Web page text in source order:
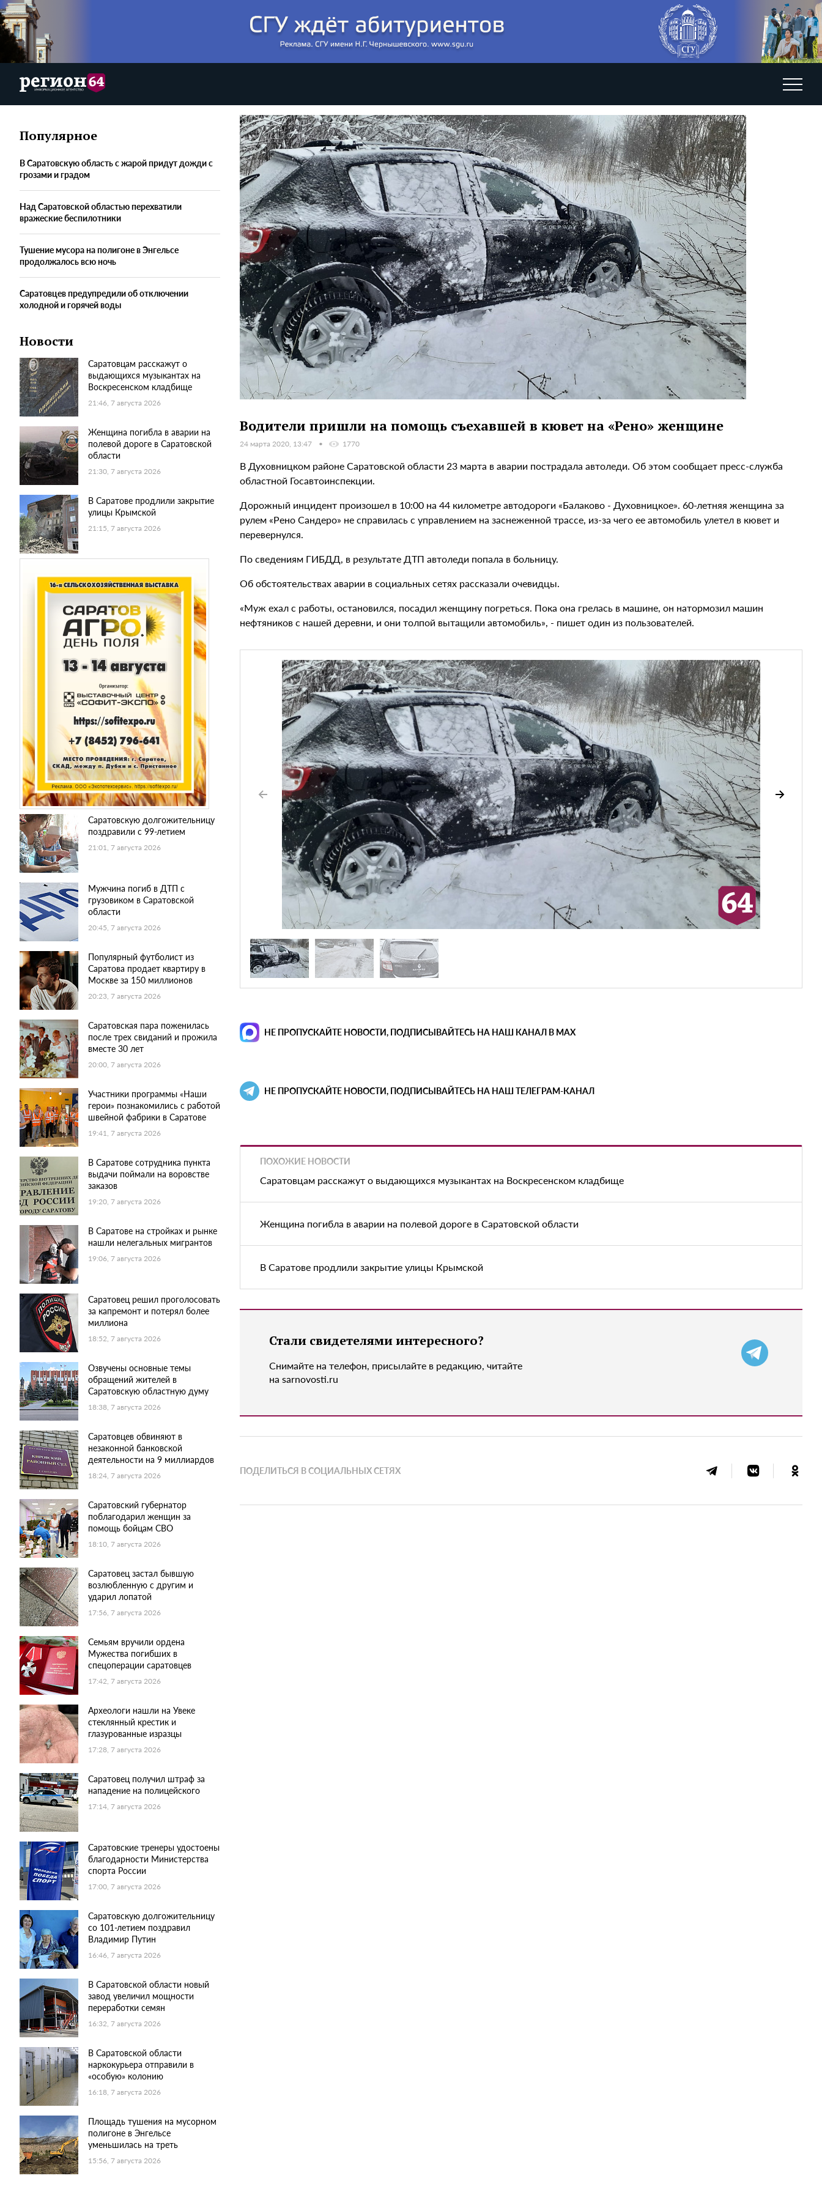
Популярное
В Саратовскую область с жарой придут дожди с
грозами и градом
Над Саратовской областью перехватили
вражеские беспилотники
Тушение мусора на полигоне в Энгельсе
продолжалось всю ночь
Саратовцев предупредили об отключении
холодной и горячей воды
Новости
Саратовцам расскажут о
выдающихся музыкантах на
Воскресенском кладбище
21:46, 7 августа 2026
Женщина погибла в аварии на
полевой дороге в Саратовской
области
21:30, 7 августа 2026
В Саратове продлили закрытие
улицы Крымской
21:15, 7 августа 2026
Саратовскую долгожительницу
поздравили с 99-летием
21:01, 7 августа 2026
Мужчина погиб в ДТП с
грузовиком в Саратовской
области
20:45, 7 августа 2026
Популярный футболист из
Саратова продает квартиру в
Москве за 150 миллионов
20:23, 7 августа 2026
Саратовская пара поженилась
после трех свиданий и прожила
вместе 30 лет
20:00, 7 августа 2026
Участники программы «Наши
герои» познакомились с работой
швейной фабрики в Саратове
19:41, 7 августа 2026
В Саратове сотрудника пункта
выдачи поймали на воровстве
заказов
19:20, 7 августа 2026
В Саратове на стройках и рынке
нашли нелегальных мигрантов
19:06, 7 августа 2026
Саратовец решил проголосовать
за капремонт и потерял более
миллиона
18:52, 7 августа 2026
Озвучены основные темы
обращений жителей в
Саратовскую областную думу
18:38, 7 августа 2026
Саратовцев обвиняют в
незаконной банковской
деятельности на 9 миллиардов
18:24, 7 августа 2026
Саратовский губернатор
поблагодарил женщин за
помощь бойцам СВО
18:10, 7 августа 2026
Саратовец застал бывшую
возлюбленную с другим и
ударил лопатой
17:56, 7 августа 2026
Семьям вручили ордена
Мужества погибших в
спецоперации саратовцев
17:42, 7 августа 2026
Археологи нашли на Увеке
стеклянный крестик и
глазурованные изразцы
17:28, 7 августа 2026
Саратовец получил штраф за
нападение на полицейского
17:14, 7 августа 2026
Саратовские тренеры удостоены
благодарности Министерства
спорта России
17:00, 7 августа 2026
Саратовскую долгожительницу
со 101-летием поздравил
Владимир Путин
16:46, 7 августа 2026
В Саратовской области новый
завод увеличил мощности
переработки семян
16:32, 7 августа 2026
В Саратовской области
наркокурьера отправили в
«особую» колонию
16:18, 7 августа 2026
Площадь тушения на мусорном
полигоне в Энгельсе
уменьшилась на треть
15:56, 7 августа 2026
Водители пришли на помощь съехавшей в кювет на «Рено» женщине
24 марта 2020, 13:47 1770
В Духовницком районе Саратовской области 23 марта в аварии пострадала автоледи. Об этом сообщает пресс-служба
областной Госавтоинспекции.
Дорожный инцидент произошел в 10:00 на 44 километре автодороги «Балаково - Духовницкое». 60-летняя женщина за
рулем «Рено Сандеро» не справилась с управлением на заснеженной трассе, из-за чего ее автомобиль улетел в кювет и
перевернулся.
По сведениям ГИБДД, в результате ДТП автоледи попала в больницу.
Об обстоятельствах аварии в социальных сетях рассказали очевидцы.
«Муж ехал с работы, остановился, посадил женщину погреться. Пока она грелась в машине, он натормозил машин
нефтяников с нашей деревни, и они толпой вытащили автомобиль», - пишет один из пользователей.
НЕ ПРОПУСКАЙТЕ НОВОСТИ, ПОДПИСЫВАЙТЕСЬ НА НАШ КАНАЛ В MAX
НЕ ПРОПУСКАЙТЕ НОВОСТИ, ПОДПИСЫВАЙТЕСЬ НА НАШ ТЕЛЕГРАМ-КАНАЛ
ПОХОЖИЕ НОВОСТИ
Саратовцам расскажут о выдающихся музыкантах на Воскресенском кладбище
Женщина погибла в аварии на полевой дороге в Саратовской области
В Саратове продлили закрытие улицы Крымской
Стали свидетелями интересного?
Снимайте на телефон, присылайте в редакцию, читайте
на sarnovosti.ru
ПОДЕЛИТЬСЯ В СОЦИАЛЬНЫХ СЕТЯХ